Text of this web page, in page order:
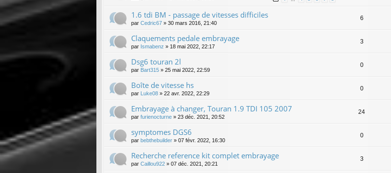
1.6 tdi BM - passage de vitesses difficiles
par Cedric67 » 30 mars 2016, 21:40
6
Claquements pedale embrayage
par Ismabenz » 18 mai 2022, 22:17
3
Dsg6 touran 2l
par Bart315 » 25 mai 2022, 22:59
0
Boîte de vitesse hs
par Luke08 » 22 avr. 2022, 22:29
0
Embrayage à changer, Touran 1.9 TDI 105 2007
par furienocturne » 23 déc. 2021, 20:52
24
symptomes DGS6
par bebthebuilder » 07 févr. 2022, 16:30
0
Recherche reference kit complet embrayage
par Caillou922 » 07 déc. 2021, 20:21
3